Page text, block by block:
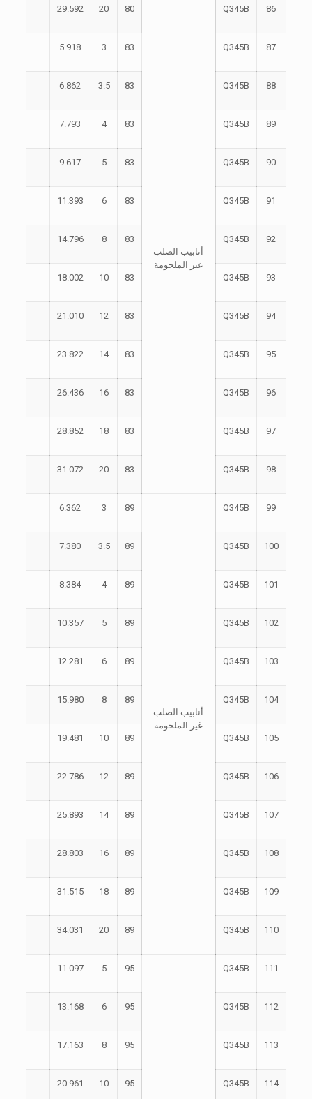
86
Q345B
80
20
29.592
87
Q345B
أنابيب الصلب
غير الملحومة
83
3
5.918
88
Q345B
83
3.5
6.862
89
Q345B
83
4
7.793
90
Q345B
83
5
9.617
91
Q345B
83
6
11.393
92
Q345B
83
8
14.796
93
Q345B
83
10
18.002
94
Q345B
83
12
21.010
95
Q345B
83
14
23.822
96
Q345B
83
16
26.436
97
Q345B
83
18
28.852
98
Q345B
83
20
31.072
99
Q345B
أنابيب الصلب
غير الملحومة
89
3
6.362
100
Q345B
89
3.5
7.380
101
Q345B
89
4
8.384
102
Q345B
89
5
10.357
103
Q345B
89
6
12.281
104
Q345B
89
8
15.980
105
Q345B
89
10
19.481
106
Q345B
89
12
22.786
107
Q345B
89
14
25.893
108
Q345B
89
16
28.803
109
Q345B
89
18
31.515
110
Q345B
89
20
34.031
111
Q345B
95
5
11.097
112
Q345B
95
6
13.168
113
Q345B
95
8
17.163
114
Q345B
95
10
20.961